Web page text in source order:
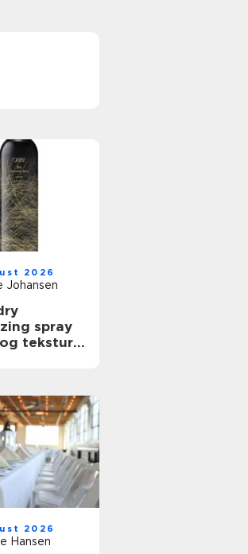
2026
Johansen
spray
tekstur
2026
Hansen